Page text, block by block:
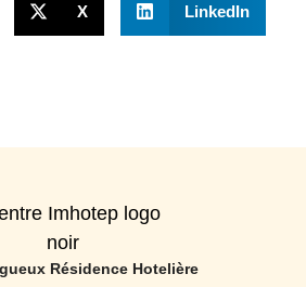
X LinkedIn
Résidence Hotelière